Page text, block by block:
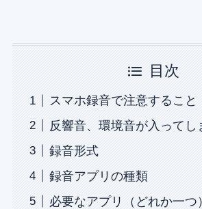
目次
スマホ録音で注意すること
反響音、環境音が入ってし
録音形式
録音アプリの種類
必要なアプリ（どれか一つ）